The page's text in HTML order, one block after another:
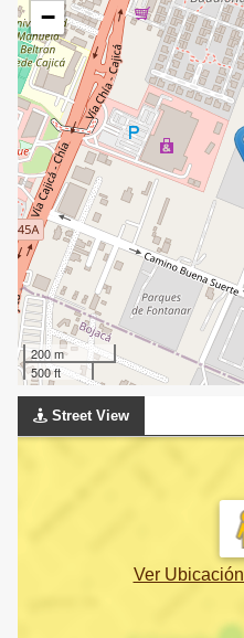
−
200 m
500 ft
Street View
Ver Ubicación